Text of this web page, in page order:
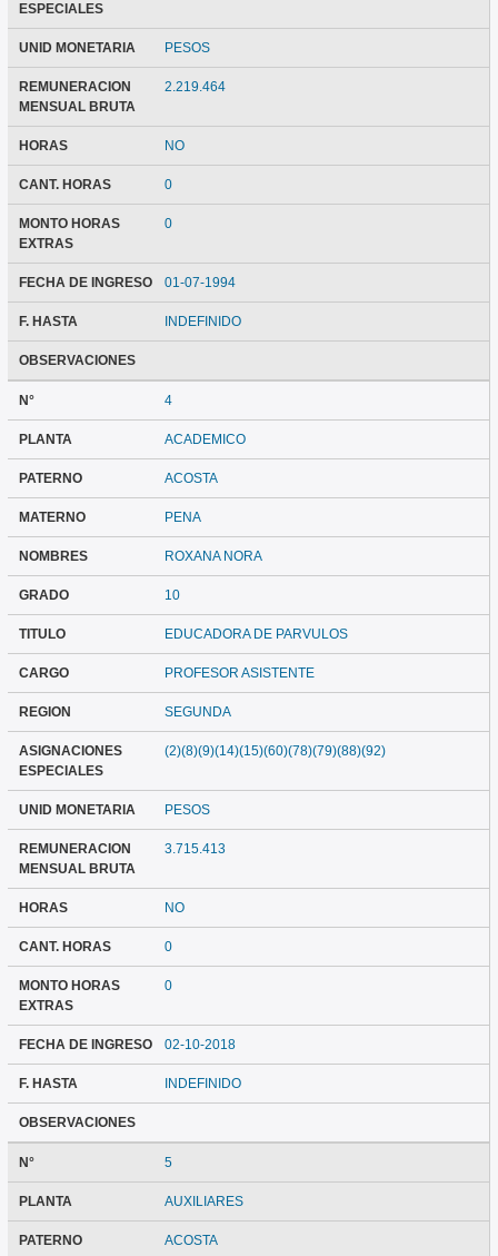
ESPECIALES
UNID MONETARIA PESOS
REMUNERACION
MENSUAL BRUTA
2.219.464
HORAS NO
CANT. HORAS 0
MONTO HORAS
EXTRAS
0
FECHA DE INGRESO 01-07-1994
F. HASTA INDEFINIDO
OBSERVACIONES
N° 4
PLANTA ACADEMICO
PATERNO ACOSTA
MATERNO PENA
NOMBRES ROXANA NORA
GRADO 10
TITULO EDUCADORA DE PARVULOS
CARGO PROFESOR ASISTENTE
REGION SEGUNDA
ASIGNACIONES
ESPECIALES
(2)(8)(9)(14)(15)(60)(78)(79)(88)(92)
UNID MONETARIA PESOS
REMUNERACION
MENSUAL BRUTA
3.715.413
HORAS NO
CANT. HORAS 0
MONTO HORAS
EXTRAS
0
FECHA DE INGRESO 02-10-2018
F. HASTA INDEFINIDO
OBSERVACIONES
N° 5
PLANTA AUXILIARES
PATERNO ACOSTA